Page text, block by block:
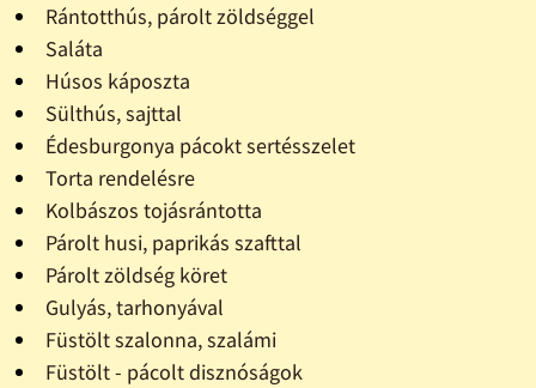
Rántotthús, párolt zöldséggel
Saláta
Húsos káposzta
Sülthús, sajttal
Édesburgonya pácokt sertésszelet
Torta rendelésre
Kolbászos tojásrántotta
Párolt husi, paprikás szafttal
Párolt zöldség köret
Gulyás, tarhonyával
Füstölt szalonna, szalámi
Füstölt - pácolt disznóságok